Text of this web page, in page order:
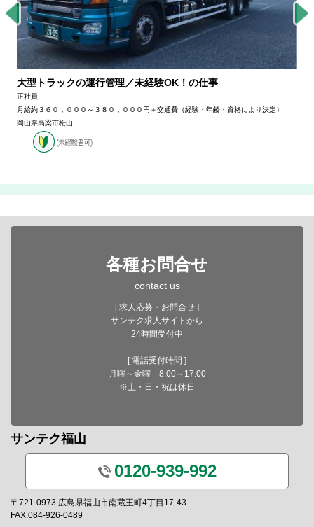
大型トラックの運行管理／未経験OK！の仕事
正社員
月給約３６０，０００～３８０，０００円＋交通費（経験・年齢・資格により決定）
岡山県高梁市松山
各種お問合せ
contact us
[ 求人応募・お問合せ ]
サンテク求人サイトから
24時間受付中
[ 電話受付時間 ]
月曜～金曜 8:00～17:00
※土・日・祝は休日
サンテク福山
0120-939-992
〒721-0973 広島県福山市南蔵王町4丁目17-43
FAX.084-926-0489